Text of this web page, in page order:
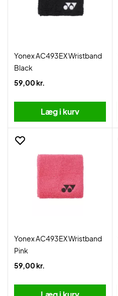
Yonex AC493EX Wristband
Black
59,00 kr.
Læg i kurv
Yonex AC493EX Wristband
Pink
59,00 kr.